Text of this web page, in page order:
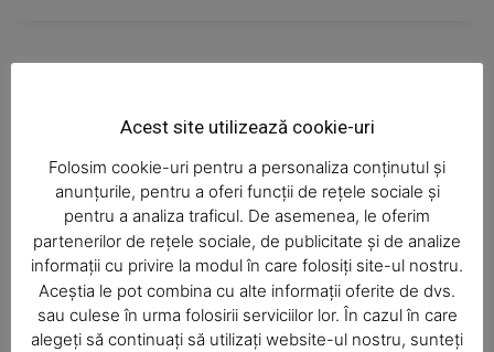
SUBSCRIBE NOW
Şofa beat, cu permisul suspendat
I-aţi văzut?
Acest site utilizează cookie-uri
Folosim cookie-uri pentru a personaliza conținutul și
anunțurile, pentru a oferi funcții de rețele sociale și
pentru a analiza traficul. De asemenea, le oferim
partenerilor de rețele sociale, de publicitate și de analize
informații cu privire la modul în care folosiți site-ul nostru.
Aceștia le pot combina cu alte informații oferite de dvs.
sau culese în urma folosirii serviciilor lor. În cazul în care
alegeți să continuați să utilizați website-ul nostru, sunteți